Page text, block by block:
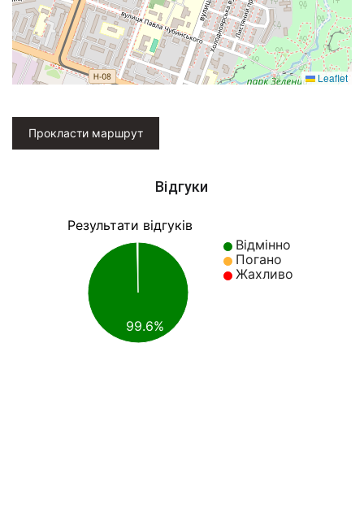
Leaflet
Прокласти маршрут
Відгуки
Результати відгуків
Відмінно
Погано
Жахливо
99.6%